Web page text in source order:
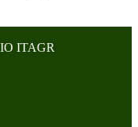
ITAGR